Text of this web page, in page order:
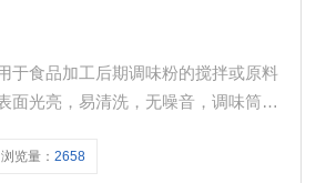
于食品加工后期调味粉的搅拌或原料
面光亮，易清洗，无噪音，调味筒的
浏览量：2658